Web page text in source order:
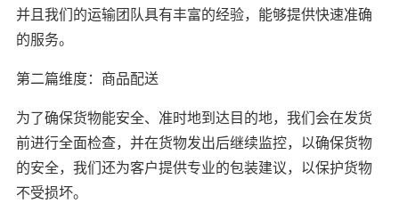
并且我们的运输团队具有丰富的经验，能够提供快速准确
的服务。
第二篇维度：商品配送
为了确保货物能安全、准时地到达目的地，我们会在发货
前进行全面检查，并在货物发出后继续监控，以确保货物
的安全，我们还为客户提供专业的包装建议，以保护货物
不受损坏。